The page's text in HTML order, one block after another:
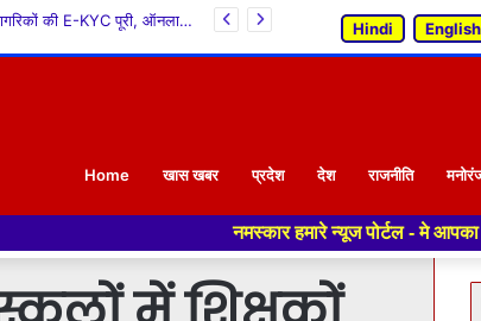
‘ग्रीन शिमला, आवर शिमला’ अभियान की शुरुआत, सीएम सुक्खू ने किया पौधरोपण Hindi English
Home खास खबर प्रदेश देश राजनीति
नमस्कार हमारे न्यूज पोर्टल - मे आपका स्वागत हैं ,यहाँ आपको